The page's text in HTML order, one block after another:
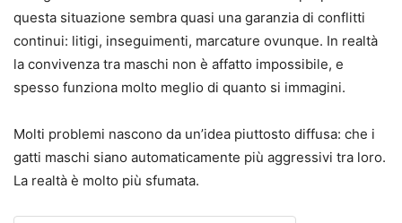
questa situazione sembra quasi una garanzia di conflitti
continui: litigi, inseguimenti, marcature ovunque. In realtà
la convivenza tra maschi non è affatto impossibile, e
spesso funziona molto meglio di quanto si immagini.
Molti problemi nascono da un’idea piuttosto diffusa: che i
gatti maschi siano automaticamente più aggressivi tra loro.
La realtà è molto più sfumata.